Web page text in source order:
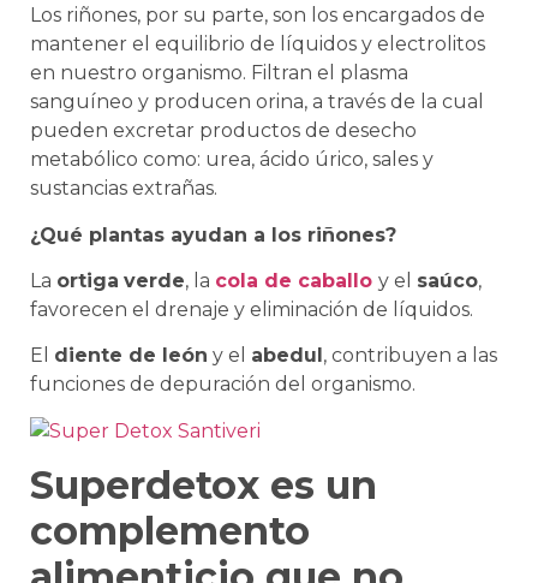
Los riñones, por su parte, son los encargados de
mantener el equilibrio de líquidos y electrolitos
en nuestro organismo. Filtran el plasma
sanguíneo y producen orina, a través de la cual
pueden excretar productos de desecho
metabólico como: urea, ácido úrico, sales y
sustancias extrañas.
¿Qué plantas ayudan a los riñones?
La ortiga verde, la cola de caballo y el saúco,
favorecen el drenaje y eliminación de líquidos.
El diente de león y el abedul , contribuyen a las
funciones de depuración del organismo.
Superdetox es un
complemento